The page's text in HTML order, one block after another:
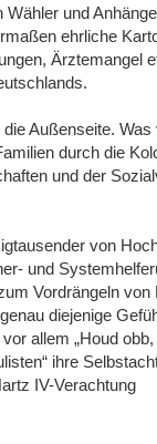
Wähler und
ehrliche
Ärztemangel
Außenseite.
durch die
und der
von
und
Vordrängeln
diejenige
allem „Houd
ihre
IV-Verachtung